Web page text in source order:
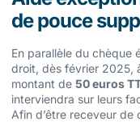
de pouce
En parallèle du chèque
droit, dès février 2025,
montant de 50 euros
interviendra sur leurs
Afin d’être receveur de